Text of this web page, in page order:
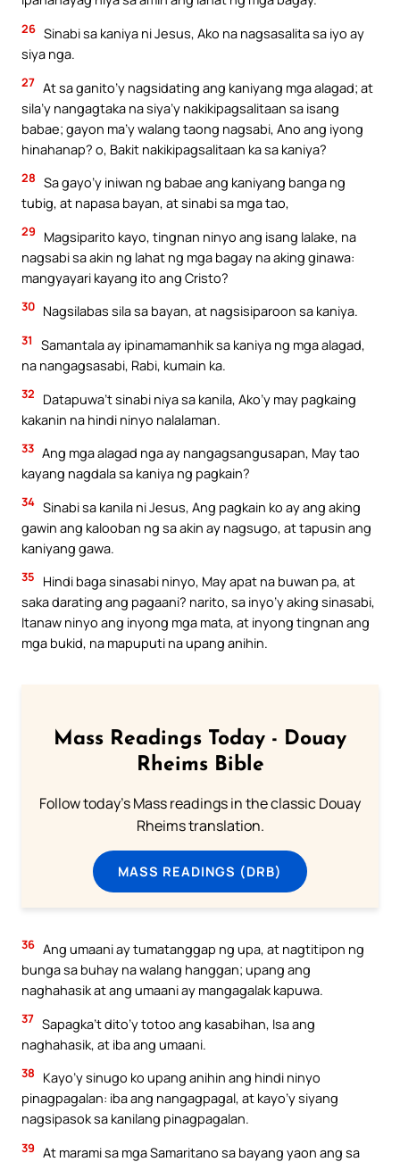
26 Sinabi sa kaniya ni Jesus, Ako na nagsasalita sa iyo ay
siya nga.
27 At sa ganito’y nagsidating ang kaniyang mga alagad; at
sila’y nangagtaka na siya’y nakikipagsalitaan sa isang
babae; gayon ma’y walang taong nagsabi, Ano ang iyong
hinahanap? o, Bakit nakikipagsalitaan ka sa kaniya?
28 Sa gayo’y iniwan ng babae ang kaniyang banga ng
tubig, at napasa bayan, at sinabi sa mga tao,
29
Magsiparito kayo, tingnan ninyo ang isang lalake, na
nagsabi sa akin ng lahat ng mga bagay na aking ginawa:
mangyayari kayang ito ang Cristo?
30 Nagsilabas sila sa bayan, at nagsisiparoon sa kaniya.
31
Samantala ay ipinamamanhik sa kaniya ng mga alagad,
na nangagsasabi, Rabi, kumain ka.
32
Datapuwa’t sinabi niya sa kanila, Ako’y may pagkaing
kakanin na hindi ninyo nalalaman.
33 Ang mga alagad nga ay nangagsangusapan, May tao
kayang nagdala sa kaniya ng pagkain?
34 Sinabi sa kanila ni Jesus, Ang pagkain ko ay ang aking
gawin ang kalooban ng sa akin ay nagsugo, at tapusin ang
kaniyang gawa.
35
Hindi baga sinasabi ninyo, May apat na buwan pa, at
saka darating ang pagaani? narito, sa inyo’y aking sinasabi,
Itanaw ninyo ang inyong mga mata, at inyong tingnan ang
mga bukid, na mapuputi na upang anihin.
Mass Readings Today - Douay
Rheims Bible
Follow today's Mass readings in the classic Douay
Rheims translation.
MASS READINGS (DRB)
36 Ang umaani ay tumatanggap ng upa, at nagtitipon ng
bunga sa buhay na walang hanggan; upang ang
naghahasik at ang umaani ay mangagalak kapuwa.
37 Sapagka’t dito’y totoo ang kasabihan, Isa ang
naghahasik, at iba ang umaani.
38
Kayo’y sinugo ko upang anihin ang hindi ninyo
pinagpagalan: iba ang nangagpagal, at kayo’y siyang
nagsipasok sa kanilang pinagpagalan.
39 At marami sa mga Samaritano sa bayang yaon ang sa